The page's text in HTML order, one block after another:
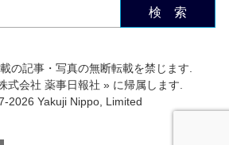
検 索
の記事・写真の無断転載を禁じます.
式会社 薬事日報社 » に帰属します.
2026 Yakuji Nippo, Limited